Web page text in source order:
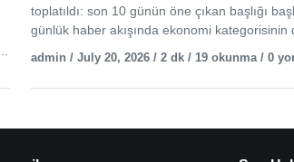
toplatıldı: son 10 günün öne çıkan başlığı
günlük haber akışında ekonomi kategorisinin
admin / July 20, 2026 / 2 dk / 19 okunma / 0